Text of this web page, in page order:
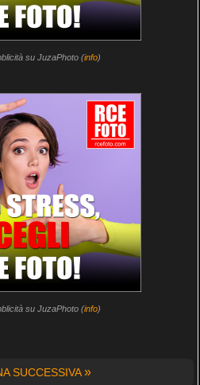
su JuzaPhoto (info)
su JuzaPhoto (info)
SUCCESSIVA»